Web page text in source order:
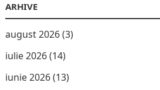
ARHIVE
august 2026(3)
iulie 2026(14)
iunie 2026(13)